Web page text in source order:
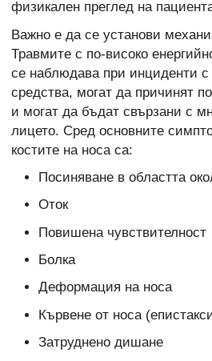
физикален преглед на
Важно е да се установи
Травмите с по-високо
се наблюдава при инциденти с
средства, могат да причинят
и могат да бъдат свързани с
лицето. Сред основните
костите на носа са:
Посиняване в областта
Оток
Повишена чувствителност
Болка
Деформация на носа
Кървене от носа
Затруднено дишане